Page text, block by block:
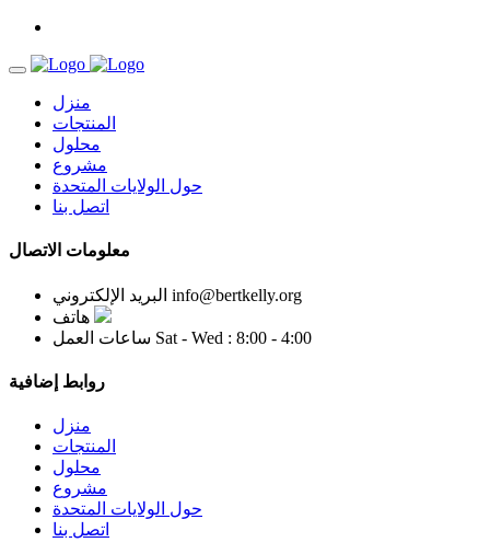
منزل
المنتجات
محلول
مشروع
حول الولايات المتحدة
اتصل بنا
معلومات الاتصال
البريد الإلكتروني info@bertkelly.org
هاتف
ساعات العمل Sat - Wed : 8:00 - 4:00
روابط إضافية
منزل
المنتجات
محلول
مشروع
حول الولايات المتحدة
اتصل بنا